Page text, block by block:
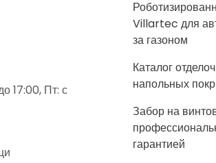
17:00, Пт: с
Villartec для
за газоном
Каталог
напольных
Забор на
гарантией